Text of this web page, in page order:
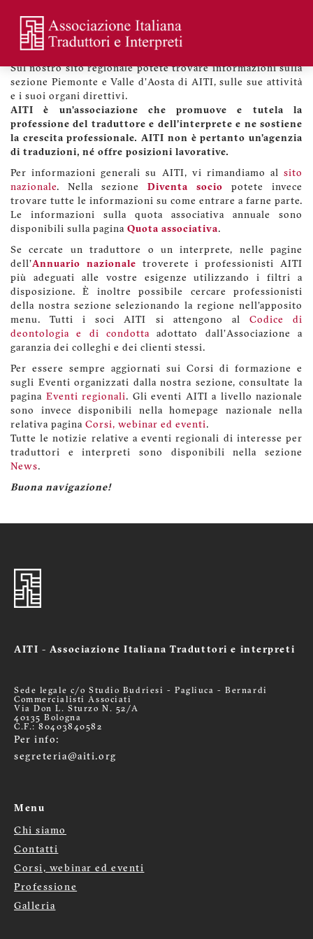
main
content
profilo
utente
Benvenuti sul sito di AITI Piemonte e Valle d'Aosta
Sul nostro sito regionale potete trovare informazioni sulla
sezione Piemonte e Valle d'Aosta di AITI, sulle sue attività
e i suoi organi direttivi.
AITI è un’associazione che promuove e tutela la
professione del traduttore e dell'interprete e ne sostiene
la crescita professionale. AITI non è pertanto un'agenzia
di traduzioni, né offre posizioni lavorative.
Per informazioni generali su AITI, vi rimandiamo al sito
nazionale. Nella sezione Diventa socio potete invece
trovare tutte le informazioni su come entrare a farne parte.
Le informazioni sulla quota associativa annuale sono
disponibili sulla pagina Quota associativa.
Se cercate un traduttore o un interprete, nelle pagine
dell'Annuario nazionale troverete i professionisti AITI
più adeguati alle vostre esigenze utilizzando i filtri a
disposizione. È inoltre possibile cercare professionisti
della nostra sezione selezionando la regione nell'apposito
menu. Tutti i soci AITI si attengono al Codice di
deontologia e di condotta adottato dall'Associazione a
garanzia dei colleghi e dei clienti stessi.
Per essere sempre aggiornati sui Corsi di formazione e
sugli Eventi organizzati dalla nostra sezione, consultate la
pagina Eventi regionali. Gli eventi AITI a livello nazionale
sono invece disponibili nella homepage nazionale nella
relativa pagina Corsi, webinar ed eventi.
Tutte le notizie relative a eventi regionali di interesse per
traduttori e interpreti sono disponibili nella sezione
News.
Buona navigazione!
AITI - Associazione Italiana Traduttori e interpreti
Sede legale c/o Studio Budriesi - Pagliuca - Bernardi
Commercialisti Associati
Via Don L. Sturzo N. 52/A
40135 Bologna
C.F.: 80403840582
Per info:
segreteria@aiti.org
Menu
Menù
footer
Chi siamo
Contatti
Corsi, webinar ed eventi
Professione
Galleria